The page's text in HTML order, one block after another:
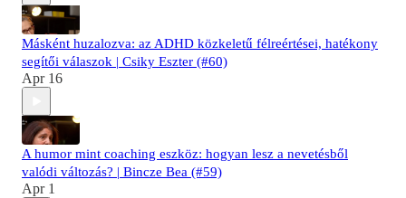
Másként huzalozva: az ADHD közkeletű félreértései, hatékony
segítői válaszok | Csiky Eszter (#60)
Apr 16
A humor mint coaching eszköz: hogyan lesz a nevetésből
valódi változás? | Bincze Bea (#59)
Apr 1